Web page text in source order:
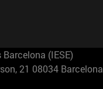
Barcelona (IESE)
21 08034 Barcelona